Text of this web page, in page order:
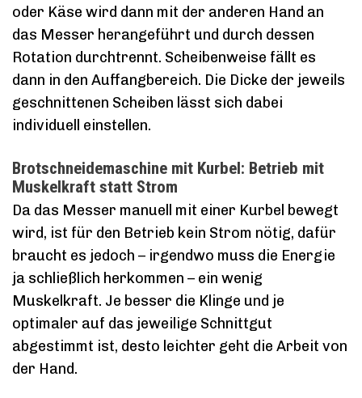
oder Käse wird dann mit der anderen Hand an
das Messer herangeführt und durch dessen
Rotation durchtrennt. Scheibenweise fällt es
dann in den Auffangbereich. Die Dicke der jeweils
geschnittenen Scheiben lässt sich dabei
individuell einstellen.
Brotschneidemaschine mit Kurbel: Betrieb mit
Muskelkraft statt Strom
Da das Messer manuell mit einer Kurbel bewegt
wird, ist für den Betrieb kein Strom nötig, dafür
braucht es jedoch – irgendwo muss die Energie
ja schließlich herkommen – ein wenig
Muskelkraft. Je besser die Klinge und je
optimaler auf das jeweilige Schnittgut
abgestimmt ist, desto leichter geht die Arbeit von
der Hand.